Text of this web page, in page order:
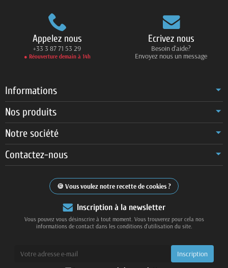
Appelez nous
+33 3 87 71 53 29
● Réouverture demain à 14h
Ecrivez nous
Besoin d'aide?
Envoyez nous un message
Informations
Nos produits
Notre société
Contactez-nous
Vous voulez notre recette de cookies ?
Inscription à la newsletter
Vous pouvez vous désinscrire à tout moment. Vous trouverez pour cela nos
informations de contact dans les conditions d'utilisation du site.